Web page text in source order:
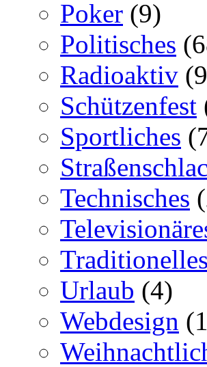
Poker (9)
Politisches
Radioaktiv
Schützenfest
Sportliches
Technisches
Traditionelles
Urlaub (4)
Webdesign